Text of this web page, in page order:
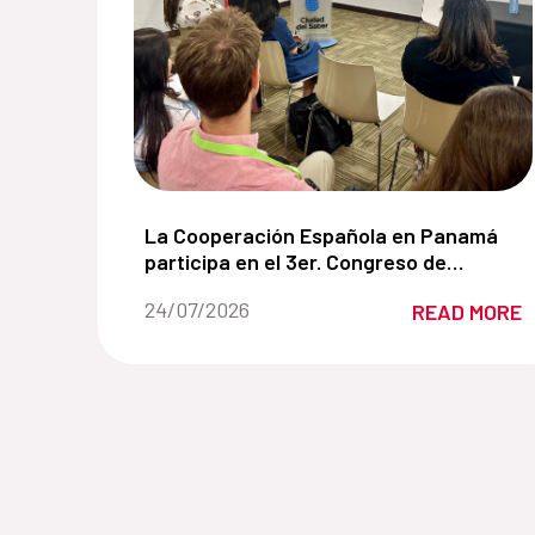
La Cooperación Española en Panamá
La Cooperación Española en Panamá
participa en el 3er. Congreso de
soluciones basadas en la naturaleza
Date of the news::
24/07/2026 READ MORE